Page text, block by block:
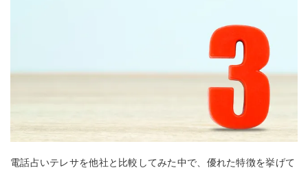
電話占いテレサを他社と比較してみた中で、優れた特徴を挙げて